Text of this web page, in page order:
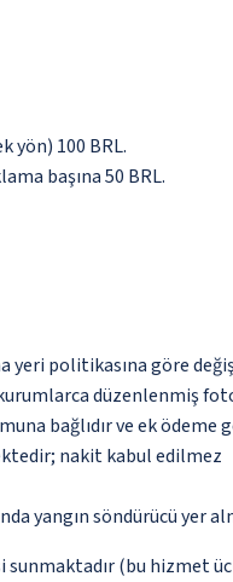
yön) 100 BRL.
başına 50 BRL.
yeri politikasına göre
düzenlenmiş
bağlıdır ve ek
nakit kabul edilmez
yangın söndürücü yer
(bu